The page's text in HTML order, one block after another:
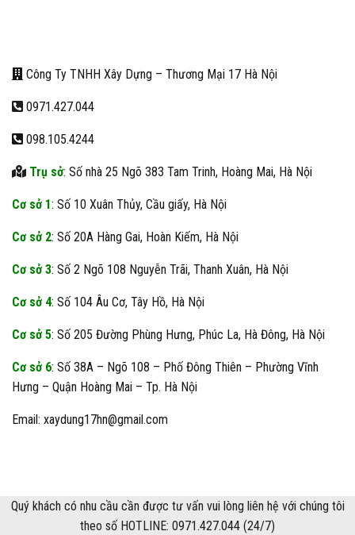
Công Ty TNHH Xây Dựng – Thương Mại 17 Hà Nội
0971.427.044
098.105.4244
Trụ sở: Số nhà 25 Ngõ 383 Tam Trinh, Hoàng Mai, Hà Nội
Cơ sở 1: Số 10 Xuân Thủy, Cầu giấy, Hà Nội
Cơ sở 2: Số 20A Hàng Gai, Hoàn Kiếm, Hà Nội
Cơ sở 3: Số 2 Ngõ 108 Nguyễn Trãi, Thanh Xuân, Hà Nội
Cơ sở 4: Số 104 Âu Cơ, Tây Hồ, Hà Nội
Cơ sở 5: Số 205 Đường Phùng Hưng, Phúc La, Hà Đông, Hà Nội
Cơ sở 6: Số 38A – Ngõ 108 – Phố Đông Thiên – Phường Vĩnh
Hưng – Quận Hoàng Mai – Tp. Hà Nội
Email: xaydung17hn@gmail.com
Quý khách có nhu cầu cần được tư vấn vui lòng liên hệ với chúng tôi
theo số HOTLINE: 0971.427.044 (24/7)